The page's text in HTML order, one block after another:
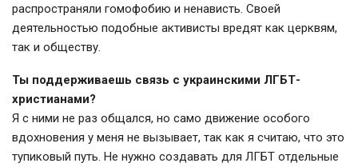
распространяли гомофобию и ненависть. Своей
деятельностью подобные активисты вредят как церквям,
так и обществу.
Ты поддерживаешь связь с украинскими ЛГБТ-
христианами?
Я с ними не раз общался, но само движение особого
вдохновения у меня не вызывает, так как я считаю, что это
тупиковый путь. Не нужно создавать для ЛГБТ отдельные